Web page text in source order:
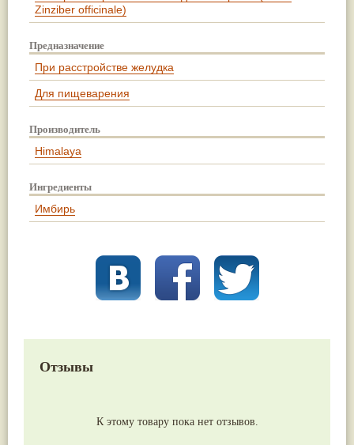
Zinziber officinale)
Предназначение
При расстройстве желудка
Для пищеварения
Производитель
Himalaya
Ингредиенты
Имбирь
Отзывы
К этому товару пока нет отзывов.